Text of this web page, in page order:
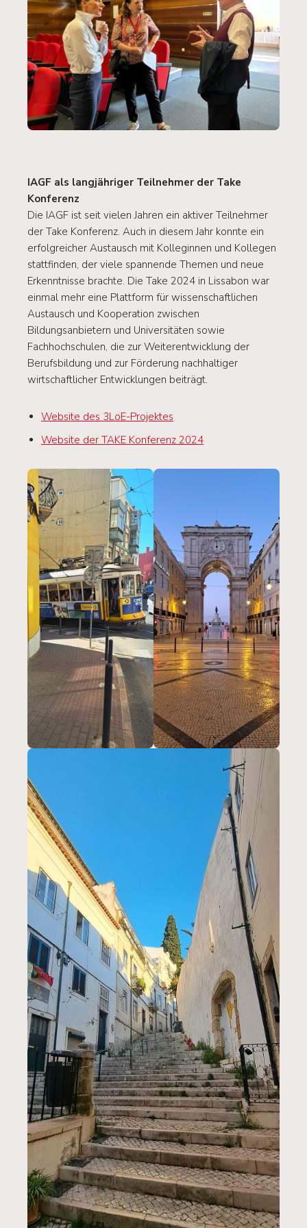
IAGF als langjähriger Teilnehmer der Take
Konferenz
Die IAGF ist seit vielen Jahren ein aktiver Teilnehmer
der Take Konferenz. Auch in diesem Jahr konnte ein
erfolgreicher Austausch mit Kolleginnen und Kollegen
stattfinden, der viele spannende Themen und neue
Erkenntnisse brachte. Die Take 2024 in Lissabon war
einmal mehr eine Plattform für wissenschaftlichen
Austausch und Kooperation zwischen
Bildungsanbietern und Universitäten sowie
Fachhochschulen, die zur Weiterentwicklung der
Berufsbildung und zur Förderung nachhaltiger
wirtschaftlicher Entwicklungen beiträgt.
Website des 3LoE-Projektes
Website der TAKE Konferenz 2024